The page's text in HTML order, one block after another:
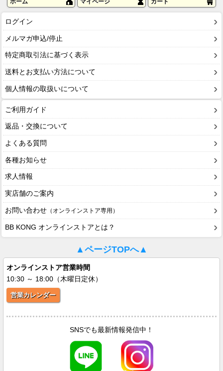
ホーム マイページ カート
ログイン
メルマガ申込/停止
特定商取引法に基づく表示
送料とお支払い方法について
個人情報の取扱いについて
ご利用ガイド
返品・交換について
よくある質問
各種お知らせ
求人情報
実店舗のご案内
お問い合わせ （オンラインストア専用）
BB KONG オンラインストアとは？
▲ページTOPへ▲
オンラインストア営業時間
10:30 ～ 18:00（木曜日定休）
営業カレンダー
SNSでも最新情報発信中！